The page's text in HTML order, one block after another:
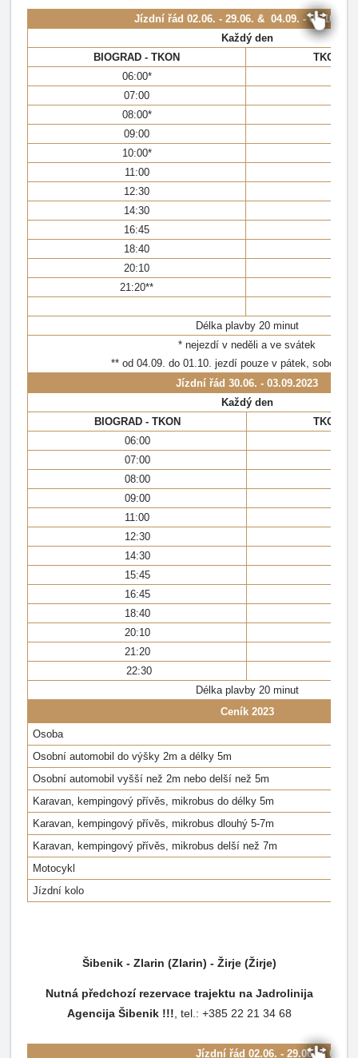
Jízdní řád 02.06. - 29.06. & 04.09. -
Každý den
BIOGRAD - TKON
TKON -
06:00*
07:00
08:00*
09:00
10:00*
11:00
12:30
14:30
16:45
18:40
20:10
21:20**
Délka plavby 20 minut
* nejezdí v neděli a ve svátek
** od 04.09. do 01.10. jezdí pouze v pátek, sobotu a
Jízdní řád 30.06. - 03.09.2023
Každý den
BIOGRAD - TKON
TKON -
06:00
07:00
08:00
09:00
11:00
12:30
14:30
15:45
16:45
18:40
20:10
21:20
22:30
Délka plavby 20 minut
Ceník 2023
Osoba
Osobní automobil do výšky 2m a délky 5m
Osobní automobil vyšší než 2m nebo delší než 5m
Karavan, kempingový přívěs, mikrobus do délky 5m
Karavan, kempingový přívěs, mikrobus dlouhý 5-7m
Karavan, kempingový přívěs, mikrobus delší než 7m
Motocykl
Jízdní kolo
Šibenik - Zlarin (Zlarin) - Žirje (Žirje)
Nutná předchozí rezervace trajektu na Jadrolinija
Agencija Šibenik !!! , tel.: +385 22 21 34 68
Jízdní řád 02.06. - 29.06. &